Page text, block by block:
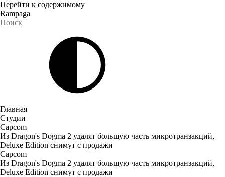
Перейти к содержимому
Rampaga
Главная
Студии
Capcom
Из Dragon's Dogma 2 удалят большую часть микротранзакций,
Deluxe Edition снимут с продажи
Capcom
Из Dragon's Dogma 2 удалят большую часть микротранзакций,
Deluxe Edition снимут с продажи